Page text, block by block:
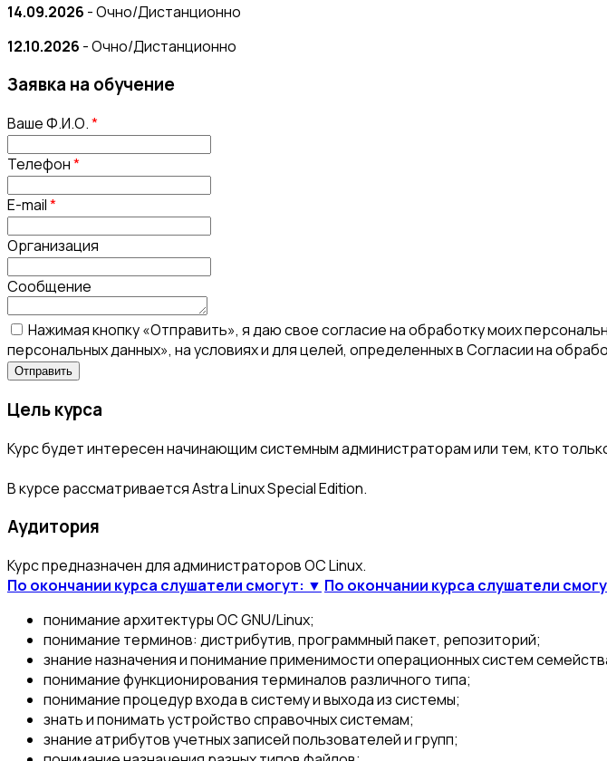
14.09.2026 - Очно/Дистанционно
12.10.2026 - Очно/Дистанционно
Заявка на обучение
Ваше Ф.И.О.*
Телефон*
E-mail*
Организация
Сообщение
Нажимая кнопку «Отправить», я даю свое согласие на обработку моих
персональных данных», на условиях и для целей, определенных в Согласии на
Цель курса
Курс будет интересен начинающим системным администраторам или тем, кто
В курсе рассматривается Astra Linux Special Edition.
Аудитория
Курс предназначен для администраторов ОС Linux.
По окончании курса слушатели смогут: ▼ По окончании курса слушатели
понимание архитектуры ОС GNU/Linux;
понимание терминов: дистрибутив, программный пакет, репозиторий;
знание назначения и понимание применимости операционных систем
понимание функционирования терминалов различного типа;
понимание процедур входа в систему и выхода из системы;
знать и понимать устройство справочных системам;
знание атрибутов учетных записей пользователей и групп;